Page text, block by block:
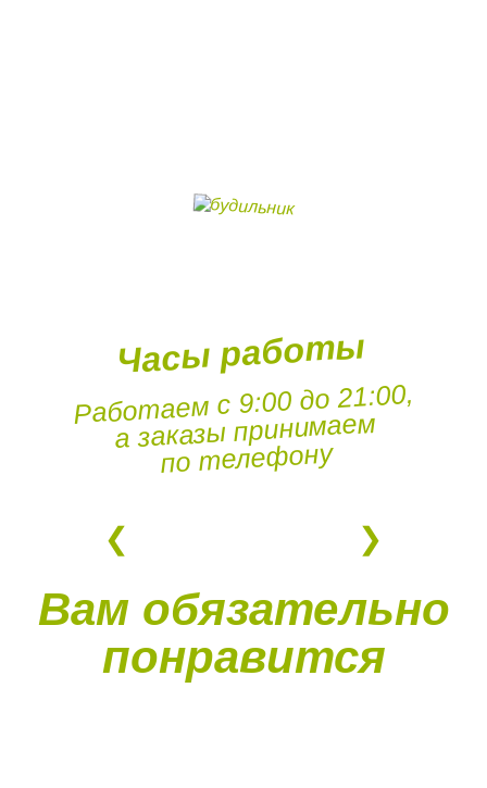
Часы работы
Работаем с 9:00 до 21:00,
а заказы принимаем
по телефону
Вам обязательно
понравится